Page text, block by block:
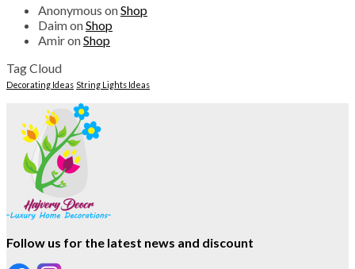
Anonymous onShop
DaimonShop
AmironShop
Tag Cloud
Decorating Ideas String Lights Ideas
Follow us for the latest news and discount